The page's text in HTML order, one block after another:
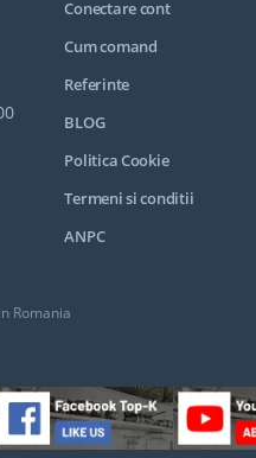
Conectare cont
Cum comand
Referinte
BLOG
Politica Cookie
Termeni si conditii
ANPC
Romania